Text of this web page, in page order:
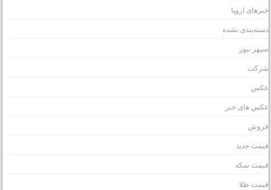
اروپا
نشده
نیوز
های خبر
جدید
سکه
طلا